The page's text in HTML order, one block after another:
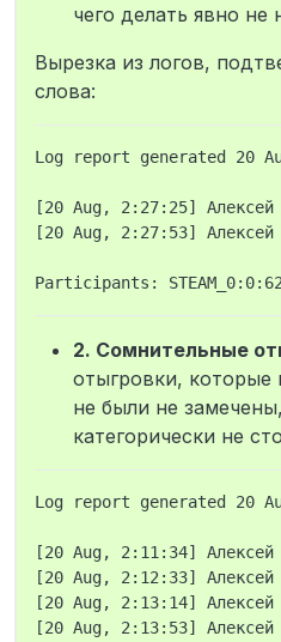
условиями
чего делать явно не
Вырезка из логов,
слова:
Log report generated 20
[20 Aug, 2:27:25] Алексей
[20 Aug, 2:27:53] Алексей
2. Сомнительные
отыгровки, которые
не были не
категорически не
Log report generated 20
[20 Aug, 2:11:34] Алексей
[20 Aug, 2:12:33] Алексей
[20 Aug, 2:13:14] Алексей
[20 Aug, 2:13:53] Алексей